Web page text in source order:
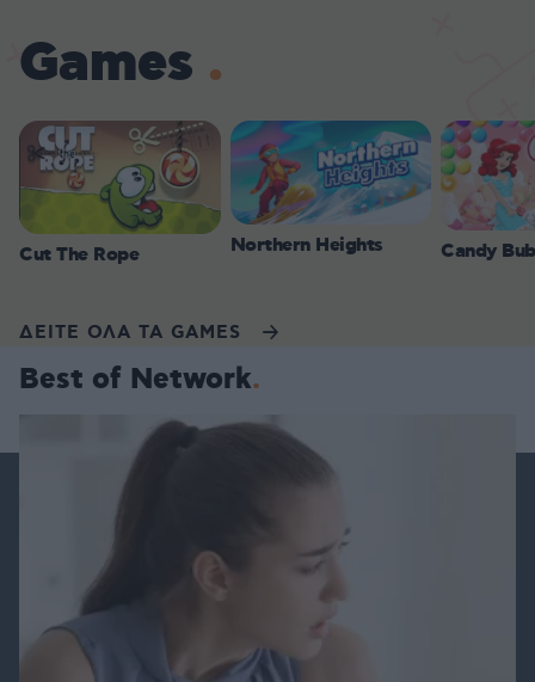
Games
Cut The Rope Northern Heights Candy
ΔΕΙΤΕ ΟΛΑ ΤΑ GAMES
Best of Network